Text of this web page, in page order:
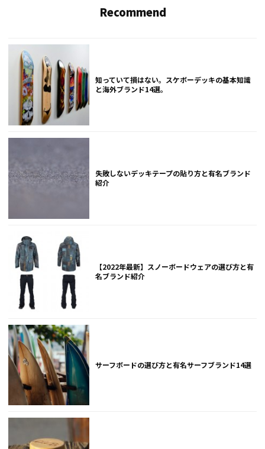
Recommend
知っていて損はない。スケボーデッキの基本知識
と海外ブランド14選。
失敗しないデッキテープの貼り方と有名ブランド
紹介
【2022年最新】スノーボードウェアの選び方と有
名ブランド紹介
サーフボードの選び方と有名サーフブランド14選